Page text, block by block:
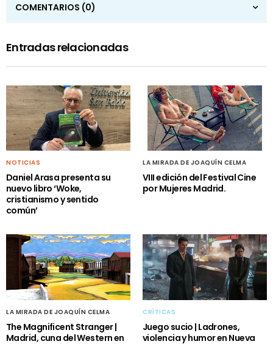
COMENTARIOS (0)
Entradas relacionadas
NOTICIAS
Daniel Arasa presenta su
nuevo libro ‘Woke,
cristianismo y sentido
común’
LA MIRADA DE JOAQUÍN CELMA
VIII edición del Festival Cine
por Mujeres Madrid.
LA MIRADA DE JOAQUÍN CELMA
The Magnificent Stranger |
Madrid, cuna del Western en
CRÍTICAS
Juego sucio | Ladrones,
violencia y humor en Nueva